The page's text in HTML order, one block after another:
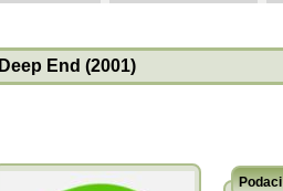
Deep End (2001)